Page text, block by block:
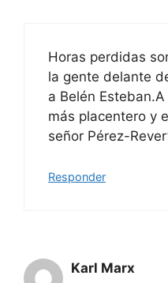
Horas perdidas
la gente delante
a Belén
más placentero y
señor Pérez-
Responder
Karl Marx